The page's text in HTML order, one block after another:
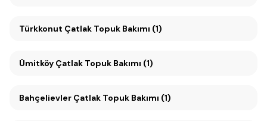
Türkkonut Çatlak Topuk Bakımı (1)
Ümitköy Çatlak Topuk Bakımı (1)
Bahçelievler Çatlak Topuk Bakımı (1)